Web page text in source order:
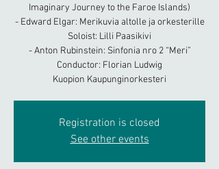
Imaginary Journey to the Faroe Islands)
- Edward Elgar: Merikuvia altolle ja orkesterille
Soloist: Lilli Paasikivi
- Anton Rubinstein: Sinfonia nro 2 “Meri”
Conductor: Florian Ludwig
Kuopion Kaupunginorkesteri
Registration is closed
See other events